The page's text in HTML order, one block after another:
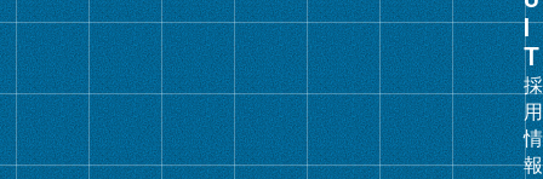
採
用
情
報
リ
ン
ク